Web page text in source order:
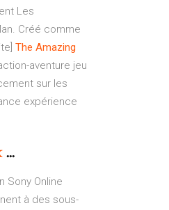
Les
Créé comme
The Amazing
aventure jeu
sur les
expérience
...
Sony Online
à des sous-